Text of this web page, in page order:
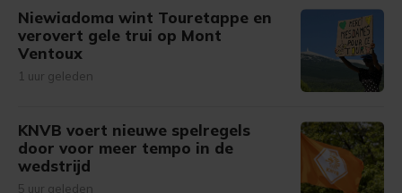
Niewiadoma wint Touretappe en
verovert gele trui op Mont
Ventoux
1 uur geleden
KNVB voert nieuwe spelregels
door voor meer tempo in de
wedstrijd
5 uur geleden